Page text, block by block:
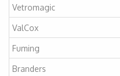
Vetromagic
ValCox
Fuming
Branders